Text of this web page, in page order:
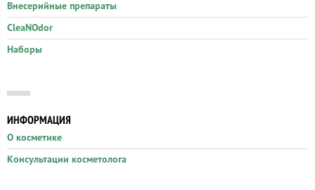
Внесерийные препараты
CleaNOdor
Наборы
ИНФОРМАЦИЯ
О косметике
Консультации косметолога